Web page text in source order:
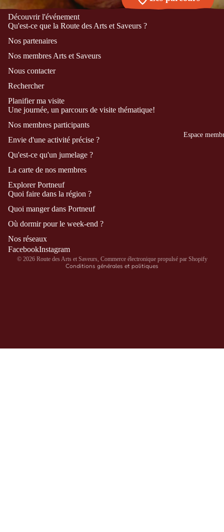
Espace
Découvrir l'événement
Qu'est-ce que la Route des Arts et Saveurs ?
Nos partenaires
Nos membres Arts et Saveurs
Nous contacter
Rechercher
Planifier ma visite
Une journée, un parcours de visite thématique!
Nos membres participants
Envie d'une activité précise ?
Qu'est-ce qu'un jumelage ?
La carte de nos membres
Explorer Portneuf
Quoi faire dans la région ?
Quoi manger dans Portneuf
Où dormir pour le week-end ?
Nos réseaux
FacebookInstagram
© 2026 Route des Arts et Saveurs, Commerce électronique propulsé par Shopify
Conditions générales et politiques
Politique de confidentialité
Politique de remboursement
Conditions d’utilisation
Coordonnées